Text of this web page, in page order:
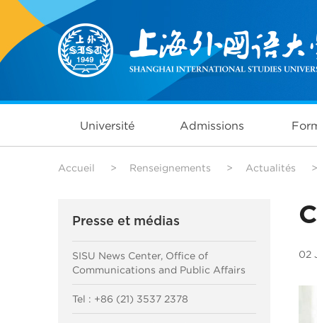
Université Admissions
Accueil > Renseignements > Actualités >
Presse et médias
SISU News Center, Office of
Communications and Public Affairs
Tel : +86 (21) 3537 2378
02